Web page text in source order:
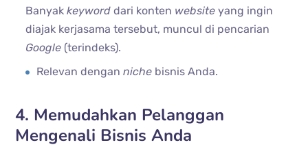
Banyakkeyword dari konten website yang ingin
diajak kerjasama tersebut, muncul di pencarian
Google (terindeks).
Relevan denganniche bisnis Anda.
4. Memudahkan Pelanggan
Mengenali Bisnis Anda